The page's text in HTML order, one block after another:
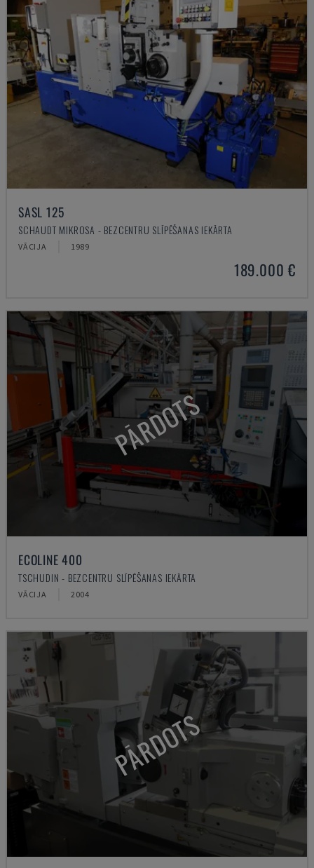
SASL 125
SCHAUDT MIKROSA - BEZCENTRU SLĪPĒŠANAS IEKĀRTA
VĀCIJA 1989
189.000 €
PĀRDOTS
ECOLINE 400
TSCHUDIN - BEZCENTRU SLĪPĒŠANAS IEKĀRTA
VĀCIJA 2004
PĀRDOTS